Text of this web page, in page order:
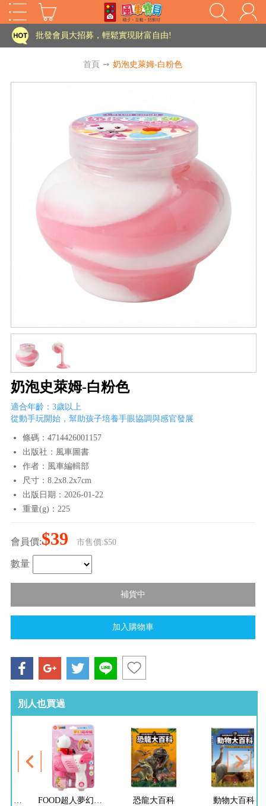
家長樂了!「風車書版集團暨FOOD超人企業總部」目前正興建中!
批發會員大招募，輕鬆實現財富自由!
老師您好!!幼教會員火熱招募中~
批發會員大招募，輕鬆實現財富自由!
老師您好!!幼教會員火熱招募中~
海外購物免煩惱！點我查看『海外購物流程說明』
首頁 ➙ 奶泡史萊姆-白粉色
奶泡史萊姆-白粉色
適合年齡：3歲以上
從動手玩開始，幫助孩子培養手眼協調與感官發展
條碼：4714426001157
出版社：風車圖書
作者：風車編輯部
尺寸：8.2x8.2x7cm
出版日期：2026-01-22
重量(g)：225
會員價:$39 市售價:$50
數量
別人也買過
恐龍大百科
動物大百科